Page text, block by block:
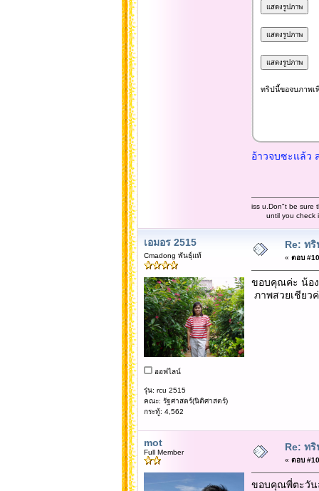
ทริปนี้ขอจบภาพเ
อ้าวจบซะแล้ว
iss u.Don"t be sure
until you check it
เอมอร 2515
Cmadong พันธุ์แท้
ออฟไลน์
รุ่น: rcu 2515
คณะ: รัฐศาสตร์(นิติศาสตร์)
กระทู้: 4,562
Re: ทริ
« ตอบ
ขอบคุณค่ะ น้อ
ภาพสวยเชียว
mot
Full Member Re: ทริ
« ตอบ
ขอบคุณพี่ตะวัน